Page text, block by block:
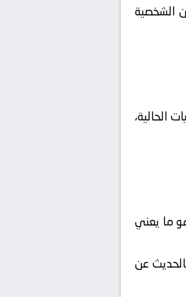
الشخصية
الحالية،
ما يعني
عن